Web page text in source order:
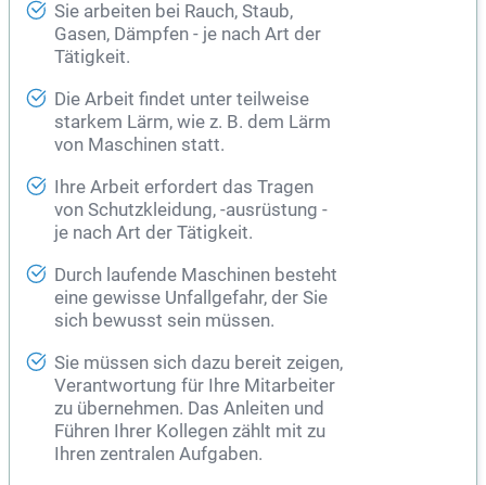
Sie arbeiten bei Rauch, Staub,
Gasen, Dämpfen - je nach Art der
Tätigkeit.
Die Arbeit findet unter teilweise
starkem Lärm, wie z. B. dem Lärm
von Maschinen statt.
Ihre Arbeit erfordert das Tragen
von Schutzkleidung, -ausrüstung -
je nach Art der Tätigkeit.
Durch laufende Maschinen besteht
eine gewisse Unfallgefahr, der Sie
sich bewusst sein müssen.
Sie müssen sich dazu bereit zeigen,
Verantwortung für Ihre Mitarbeiter
zu übernehmen. Das Anleiten und
Führen Ihrer Kollegen zählt mit zu
Ihren zentralen Aufgaben.